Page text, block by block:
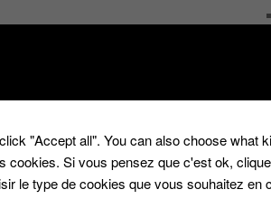
"Accept all". You can also choose what
cookies. Si vous pensez que c'est ok,
le type de cookies que vous souhaitez en